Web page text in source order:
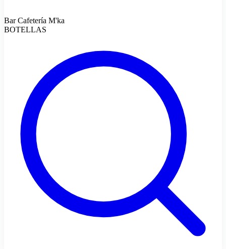
Bar Cafetería M'ka
BOTELLAS